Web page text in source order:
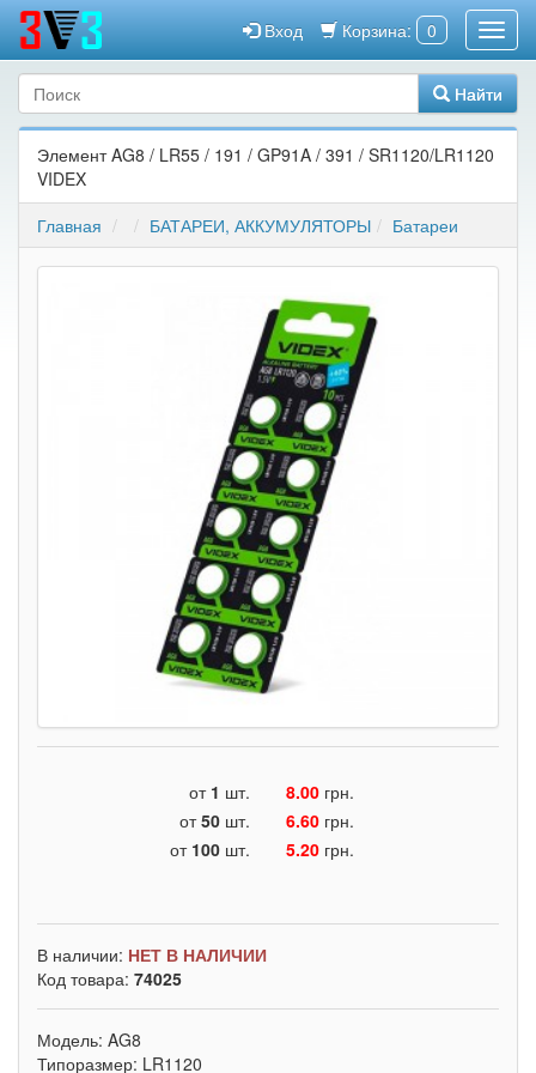
Корзина: 0
Вход
Найти
Элемент AG8 / LR55 / 191 / GP91A / 391 / SR1120/LR1120
VIDEX
Главная
БАТАРЕИ, АККУМУЛЯТОРЫ Батареи
от 1 шт. 8.00 грн.
от50 шт. 6.60 грн.
от 100 шт. 5.20 грн.
В наличии: НЕТ В НАЛИЧИИ
Код товара: 74025
Модель: AG8
Типоразмер: LR1120